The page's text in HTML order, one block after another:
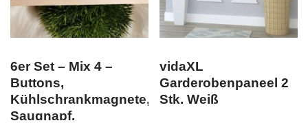
6er Set – Mix 4 –
Buttons,
Kühlschrankmagnete,
Saugnapf,
vidaXL
Garderobenpaneel 2
Stk. Weiß